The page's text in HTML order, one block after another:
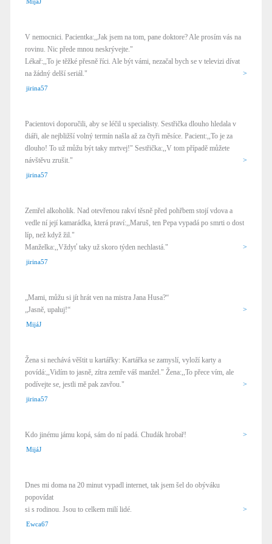
V nemocnici. Pacientka:,,Jak jsem na tom, pane doktore? Ale prosím vás na
rovinu. Nic přede mnou neskrývejte."
Lékař:,,To je těžké přesně říci. Ale být vámi, nezačal bych se v televizi dívat
na žádný delší seriál."
>
jirina57
Pacientovi doporučili, aby se léčil u specialisty. Sestřička dlouho hledala v
diáři, ale nejbližší volný termín našla až za čtyři měsíce. Pacient:,,To je za
dlouho! To už můžu být taky mrtvej!" Sestřička:,,V tom případě můžete
návštěvu zrušit."
>
jirina57
Zemřel alkoholik. Nad otevřenou rakví těsně před pohřbem stojí vdova a
vedle ní její kamarádka, která praví:,,Maruš, ten Pepa vypadá po smrti o dost
líp, než když žil."
Manželka:,,Vždyť taky už skoro týden nechlastá."
>
jirina57
„Mami, můžu si jít hrát ven na mistra Jana Husa?“
„Jasně, upaluj!“
>
MijáJ
Žena si nechává věštit u kartářky: Kartářka se zamyslí, vyloží karty a
povídá:,,Vidím to jasně, zítra zemře váš manžel." Žena:,,To přece vím, ale
podívejte se, jestli mě pak zavřou."
>
jirina57
Kdo jinému jámu kopá, sám do ní padá. Chudák hrobař! >
MijáJ
Dnes mi doma na 20 minut vypadl internet, tak jsem šel do obýváku
popovídat
si s rodinou. Jsou to celkem milí lidé.
>
Ewca67